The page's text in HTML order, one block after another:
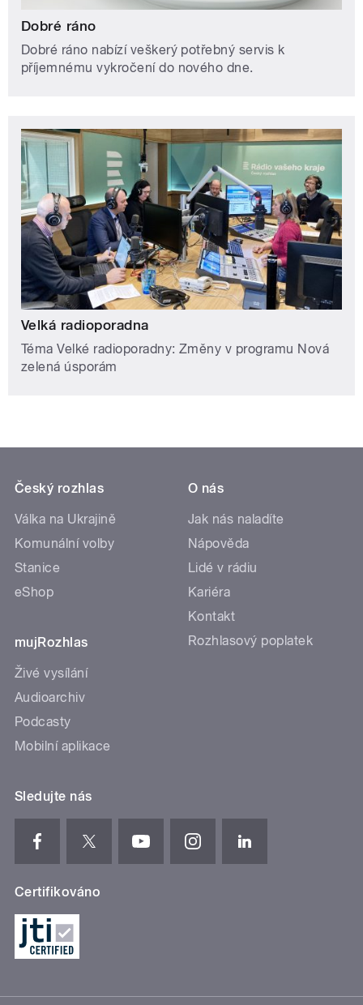
Dobré ráno
Dobré ráno nabízí veškerý potřebný servis k
příjemnému vykročení do nového dne.
Velká radioporadna
Téma Velké radioporadny: Změny v programu Nová
zelená úsporám
Český rozhlas
Válka na Ukrajině
Komunální volby
Stanice
eShop
mujRozhlas
Živé vysílání
Audioarchiv
Podcasty
Mobilní aplikace
O nás
Jak nás naladíte
Nápověda
Lidé v rádiu
Kariéra
Kontakt
Rozhlasový poplatek
Sledujte nás
Certifikováno